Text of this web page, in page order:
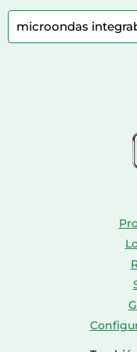
Consolas
Comida para perros
Farmacia veterinaria
Accesorios de moda
Bolsos y maletas